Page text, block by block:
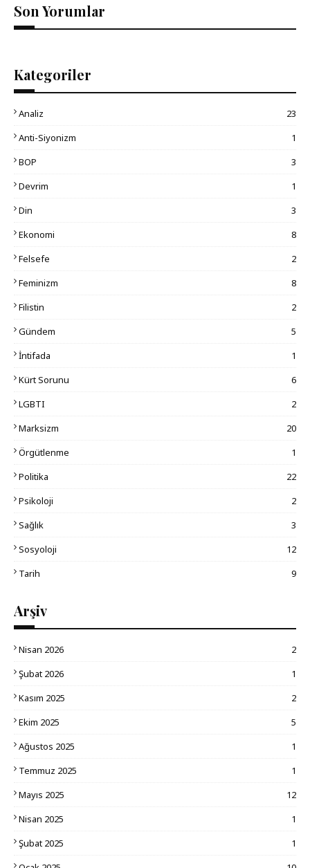
Son Yorumlar
Kategoriler
Analiz
23
Anti-Siyonizm
1
BOP
3
Devrim
1
Din
3
Ekonomi
8
Felsefe
2
Feminizm
8
Filistin
2
Gündem
5
İntifada
1
Kürt Sorunu
6
LGBTI
2
Marksizm
20
Örgütlenme
1
Politika
22
Psikoloji
2
Sağlık
3
Sosyoloji
12
Tarih
9
Arşiv
Nisan 2026
2
Şubat 2026
1
Kasım 2025
2
Ekim 2025
5
Ağustos 2025
1
Temmuz 2025
1
Mayıs 2025
12
Nisan 2025
1
Şubat 2025
1